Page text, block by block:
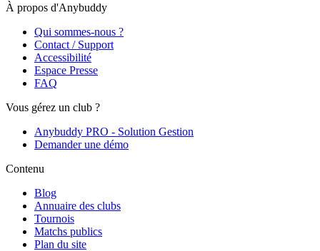
À propos d'Anybuddy
Qui sommes-nous ?
Contact / Support
Accessibilité
Espace Presse
FAQ
Vous gérez un club ?
Anybuddy PRO - Solution Gestion
Demander une démo
Contenu
Blog
Annuaire des clubs
Tournois
Matchs publics
Plan du site